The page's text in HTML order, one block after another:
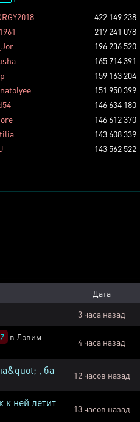
422 149 238
217 241 078
196 236 520
165 714 391
159 163 204
151 950 399
146 634 180
146 612 370
143 608 339
143 562 522
Дата
3 часа назад
в Ловим
4 часа назад
, ба 12 часов назад
к ней летит
13 часов назад